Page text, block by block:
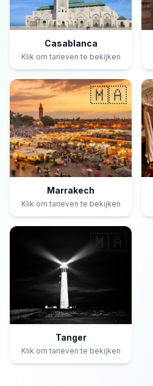
Casablanca
Klik om tarieven te bekijken
🇲🇦
Marrakech
Klik om tarieven te bekijken
🇲🇦
Tanger
Klik om tarieven te bekijken